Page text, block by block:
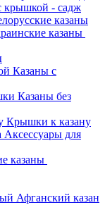
крышкой - садж
казаны
казаны
Казаны с
Казаны без
Крышки к казану
Аксессуары для
казаны
Афганский казан